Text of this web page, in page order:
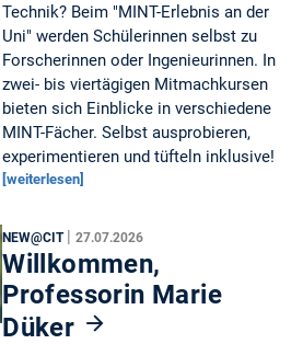
Technik? Beim "MINT-Erlebnis an der
Uni" werden Schülerinnen selbst zu
Forscherinnen oder Ingenieurinnen. In
zwei- bis viertägigen Mitmachkursen
bieten sich Einblicke in verschiedene
MINT-Fächer. Selbst ausprobieren,
experimentieren und tüfteln inklusive!
[weiterlesen]
NEW@CIT |27.07.2026
Willkommen,
Professorin Marie
Düker